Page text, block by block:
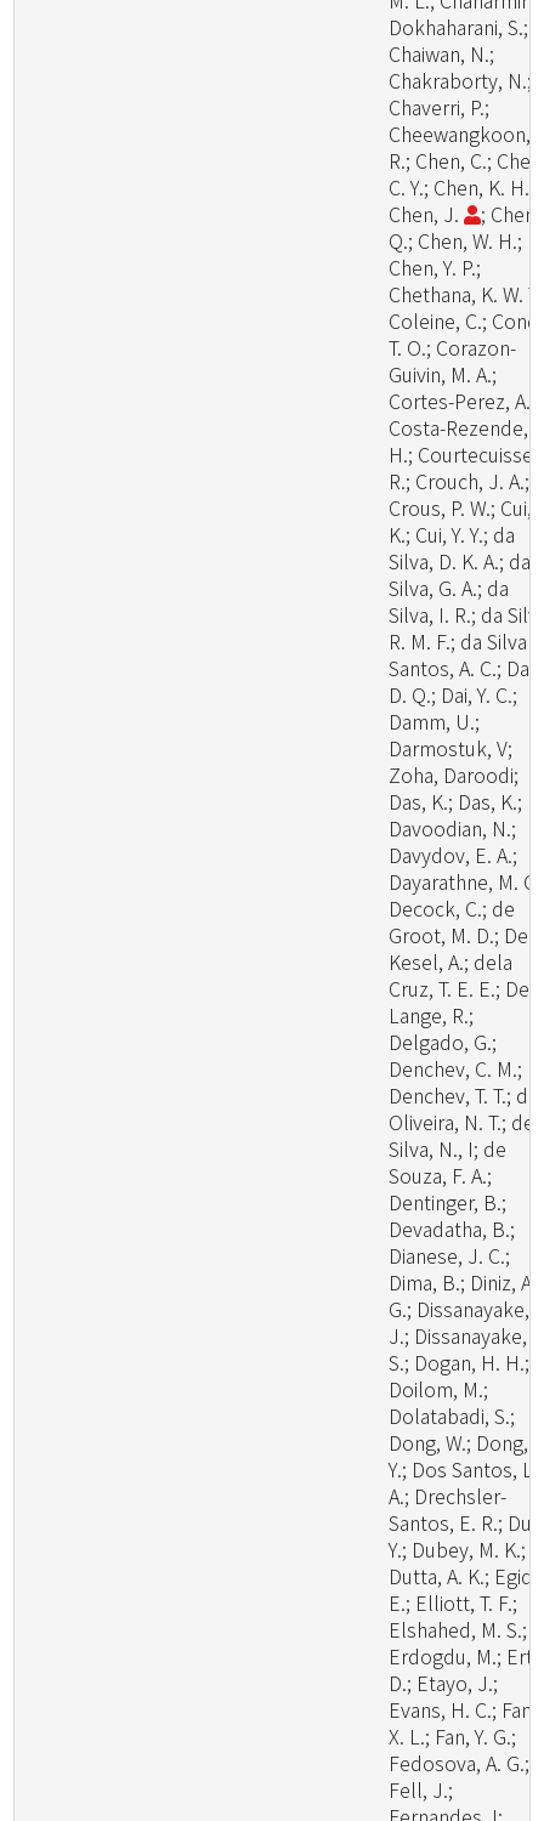
Dokhaharani, S.;
Chaiwan, N.;
Chakraborty, N.;
Chaverri, P.;
Cheewangkoon,
R.; Chen, C.;
C. Y.; Chen, K. H.;
Chen, J.
; Chen,
Q.; Chen, W. H.;
Chen, Y. P.;
Chethana, K. W.
Coleine, C.;
T. O.; Corazon-
Guivin, M. A.;
Cortes-Perez, A.;
Costa-Rezende,
H.; Courtecuisse,
R.; Crouch, J. A.;
Crous, P. W.; Cui,
K.; Cui, Y. Y.; da
Silva, D. K. A.; da
Silva, G. A.; da
Silva, I. R.; da
R. M. F.; da Silva
Santos, A. C.; Dai,
D. Q.; Dai, Y. C.;
Damm, U.;
Darmostuk, V;
Zoha, Daroodi;
Das, K.; Das, K.;
Davoodian, N.;
Davydov, E. A.;
Dayarathne, M.
Decock, C.; de
Groot, M. D.; De
Kesel, A.; dela
Cruz, T. E. E.; De
Lange, R.;
Delgado, G.;
Denchev, C. M.;
Denchev, T. T.; de
Oliveira, N. T.; de
Silva, N., I; de
Souza, F. A.;
Dentinger, B.;
Devadatha, B.;
Dianese, J. C.;
Dima, B.; Diniz, A.
G.; Dissanayake,
J.; Dissanayake,
S.; Dogan, H. H.;
Doilom, M.;
Dolatabadi, S.;
Dong, W.; Dong,
Y.; Dos Santos, L.
A.; Drechsler-
Santos, E. R.; Du,
Y.; Dubey, M. K.;
Dutta, A. K.; Egidi,
E.; Elliott, T. F.;
Elshahed, M. S.;
Erdogdu, M.;
D.; Etayo, J.;
Evans, H. C.; Fan,
X. L.; Fan, Y. G.;
Fedosova, A. G.;
Fell, J.;